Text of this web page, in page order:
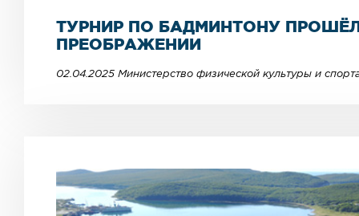
ТУРНИР ПО БАДМИНТОНУ
ПРЕОБРАЖЕНИИ
02.04.2025 Министерство физической культуры и